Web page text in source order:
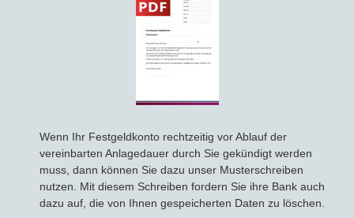
Wenn Ihr Festgeldkonto rechtzeitig vor Ablauf der
vereinbarten Anlagedauer durch Sie gekündigt werden
muss, dann können Sie dazu unser Musterschreiben
nutzen. Mit diesem Schreiben fordern Sie ihre Bank auch
dazu auf, die von Ihnen gespeicherten Daten zu löschen.